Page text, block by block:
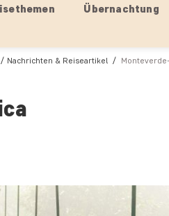
Übernachtung
Nachrichten & Reiseartikel